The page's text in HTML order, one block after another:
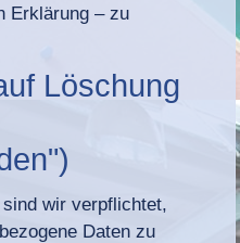
Erklärung – zu
Löschung
wir verpflichtet,
Daten zu